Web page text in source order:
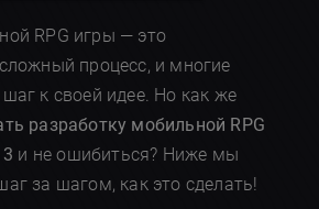
RPG игры — это
процесс, и многие
к своей идее. Но как же
разработку мобильной RPG
и не ошибиться? Ниже мы
за шагом, как это сделать!